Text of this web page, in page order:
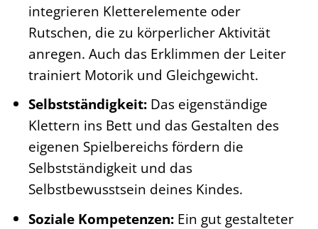
integrieren Kletterelemente oder
Rutschen, die zu körperlicher Aktivität
anregen. Auch das Erklimmen der Leiter
trainiert Motorik und Gleichgewicht.
Selbstständigkeit: Das eigenständige
Klettern ins Bett und das Gestalten des
eigenen Spielbereichs fördern die
Selbstständigkeit und das
Selbstbewusstsein deines Kindes.
Soziale Kompetenzen: Ein gut gestalteter